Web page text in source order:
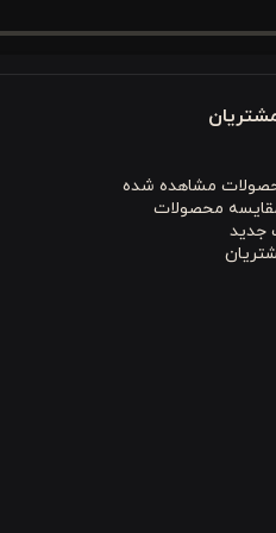
با پشتیبانی بیشتر از سر و گردن نیاز
از این مدل استفاده کنند. طراحی
مشاهده شده
محصولات
جدید